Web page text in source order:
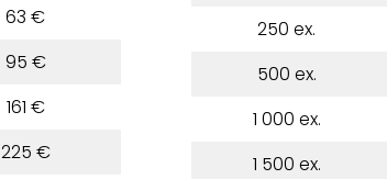
63 €
95 €
161 €
225 €
250 ex.
500 ex.
1 000 ex.
1 500 ex.